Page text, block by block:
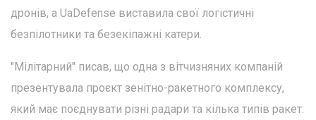
дронів, а UaDefense виставила свої логістичні
безпілотники та безекіпажні катери.
"Мілітарний" писав, що одна з вітчизняних компаній
презентувала проєкт зенітно-ракетного комплексу,
який має поєднувати різні радари та кілька типів ракет: